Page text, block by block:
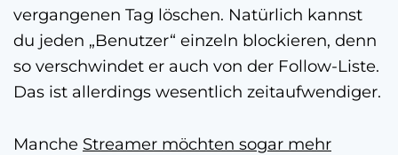
vergangenen Tag löschen. Natürlich kannst
du jeden „Benutzer“ einzeln blockieren, denn
so verschwindet er auch von der Follow-Liste.
Das ist allerdings wesentlich zeitaufwendiger.
Manche Streamer möchten sogar mehr